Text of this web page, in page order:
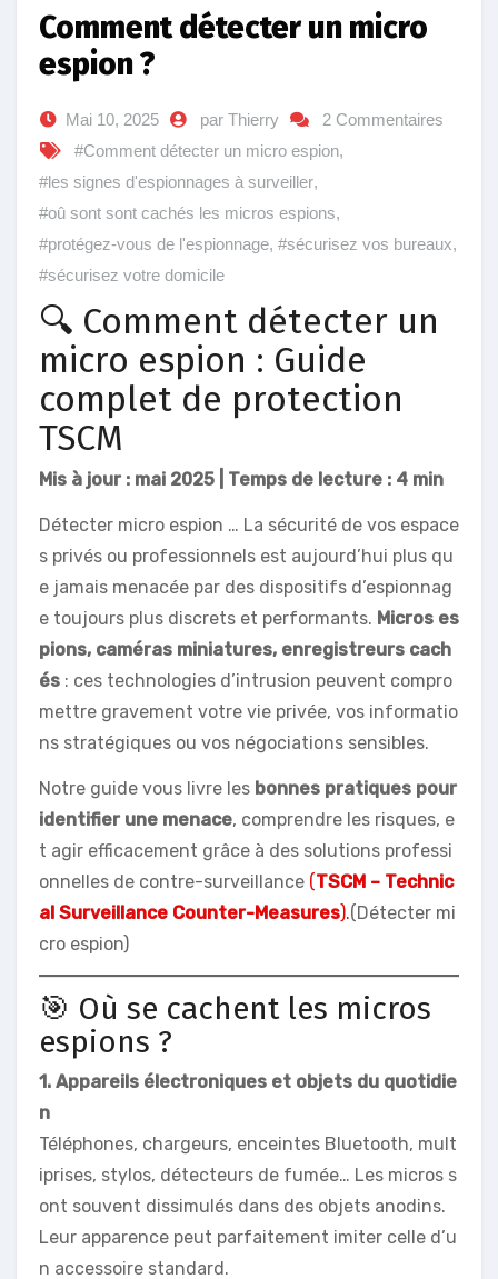
Comment détecter un micro
espion ?
Mai 10, 2025 par Thierry
2 Commentaires
#Comment détecter un micro espion,
#les signes d'espionnages à surveiller,
#oû sont sont cachés les micros espions,
#protégez-vous de l'espionnage, #sécurisez vos bureaux,
#sécurisez votre domicile
🔍 Comment détecter un
micro espion : Guide
complet de protection
TSCM
Mis à jour : mai 2025 | Temps de lecture : 4 min
Détecter micro espion … La sécurité de vos espace
s privés ou professionnels est aujourd’hui plus qu
e jamais menacée par des dispositifs d’espionnag
e toujours plus discrets et performants. Micros es
pions, caméras miniatures, enregistreurs cach
és : ces technologies d’intrusion peuvent compro
mettre gravement votre vie privée, vos informatio
ns stratégiques ou vos négociations sensibles.
Notre guide vous livre les bonnes pratiques pour
identifier une menace, comprendre les risques, e
t agir efficacement grâce à des solutions professi
onnelles de contre-surveillance (TSCM – Technic
al Surveillance Counter-Measures).(Détecter mi
cro espion)
🎯 Où se cachent les micros
espions ?
1. Appareils électroniques et objets du quotidie
n
Téléphones, chargeurs, enceintes Bluetooth, mult
iprises, stylos, détecteurs de fumée… Les micros s
ont souvent dissimulés dans des objets anodins.
Leur apparence peut parfaitement imiter celle d’u
n accessoire standard.